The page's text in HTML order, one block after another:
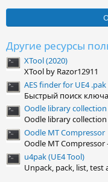
0
з
ё
з
Другие ресурсы
XTool (2020)
XTool by Razor12911
AES finder for UE4
Быстрый поиск
Oodle library collection
Oodle library
Oodle MT Compressor
Oodle MT Compressor
u4pak (UE4 Tool)
Unpack, pack, list, test